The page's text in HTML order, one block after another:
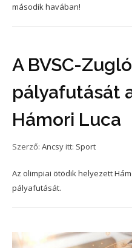
második havában!
A BVSC-
pályafutását
Hámori Luca
Szerző: Ancsy itt: Sport
Az olimpiai ötödik helyezett
pályafutását.